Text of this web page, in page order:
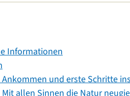
Informationen
Ankommen und erste Schritte
Mit allen Sinnen die Natur